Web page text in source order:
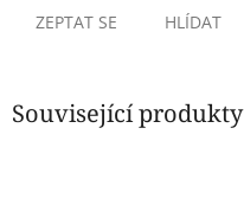
ZEPTAT SE HLÍDAT
Související produkty